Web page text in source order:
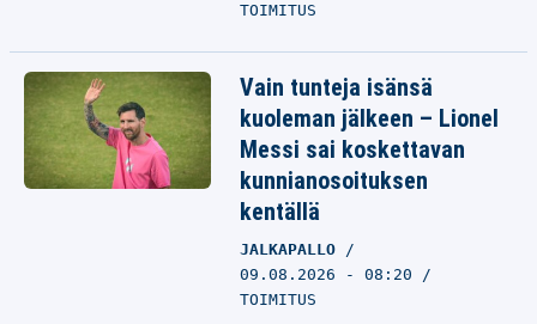
TOIMITUS
Vain tunteja isänsä
kuoleman jälkeen – Lionel
Messi sai koskettavan
kunnianosoituksen
kentällä
JALKAPALLO
09.08.2026 - 08:20
TOIMITUS